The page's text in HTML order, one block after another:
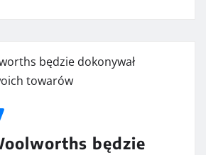
będzie